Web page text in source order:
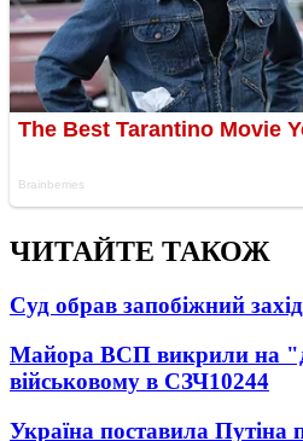
ЧИТАЙТЕ ТАКОЖ
Суд обрав запобіжний
Майора ВСП викрили на
військовому в СЗЧ10244
Україна поставила Путіна